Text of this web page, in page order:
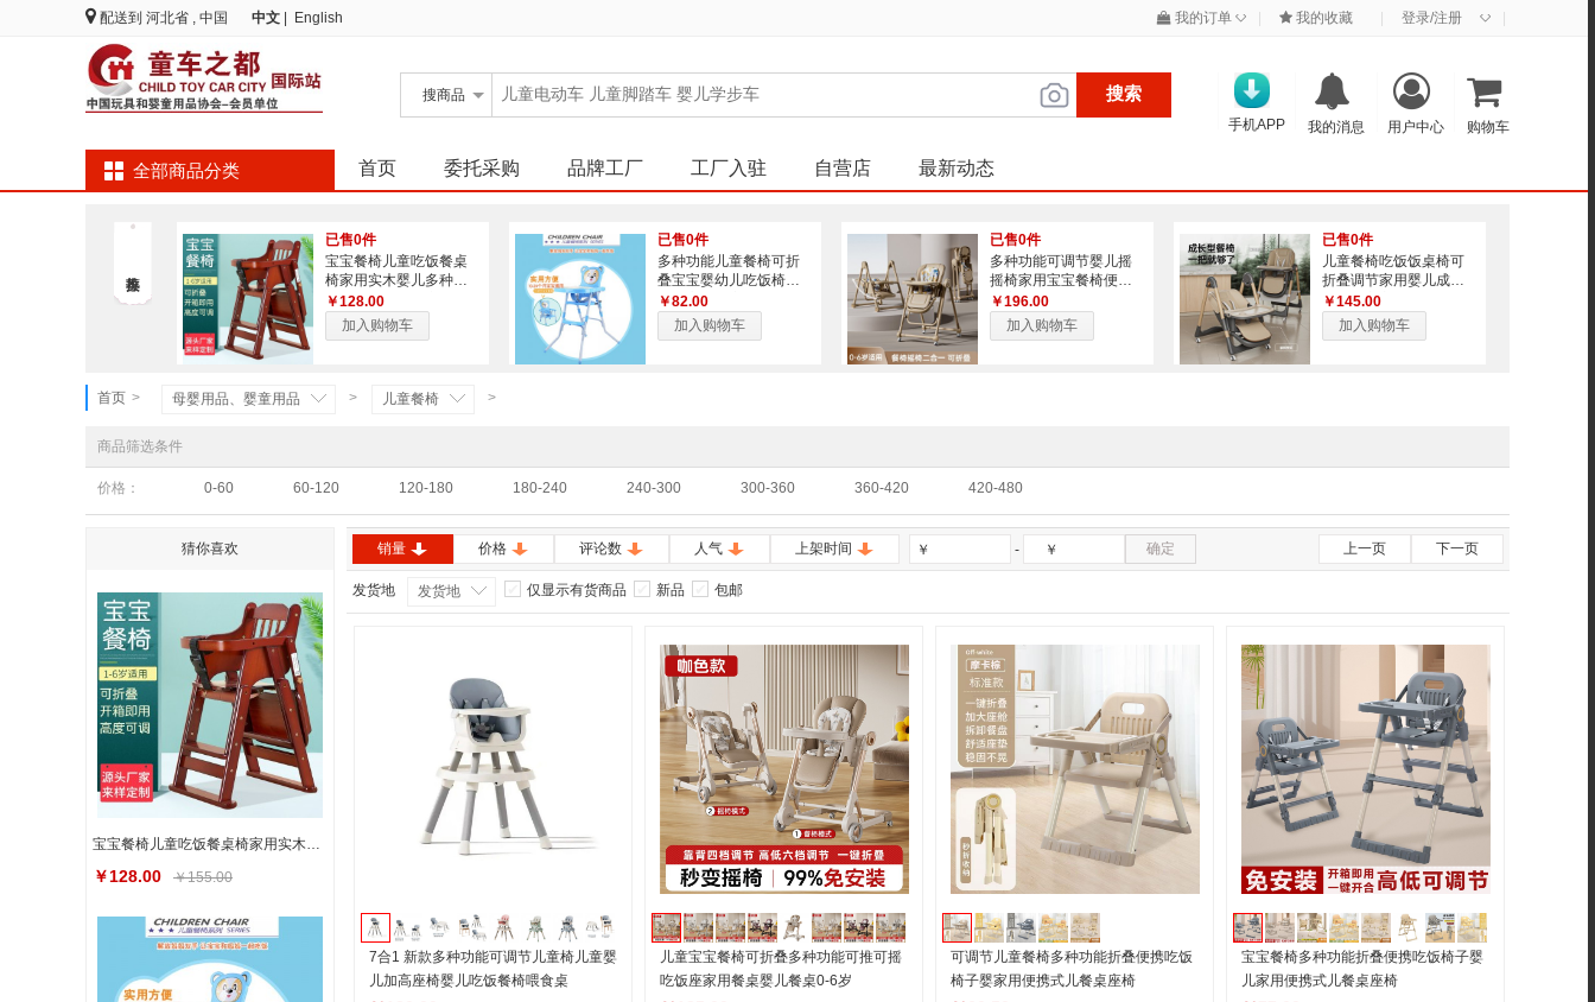
配送到 河北省 , 中国 中文 English 我的订单 ◇ 我的收藏 登录/注册 ◇
搜商品 搜索
购物车
用户中心
我的消息
手机APP
全部商品分类 首页 委托采购 品牌工厂 工厂入驻 自营店 最新动态
已售0件
宝宝餐椅儿童吃饭餐桌
椅家用实木婴儿多种功
能可升降可折叠座椅子
￥128.00
加入购物车
已售0件
多种功能儿童餐椅可折
叠宝宝婴幼儿吃饭椅餐
桌椅高脚儿童餐椅
￥82.00
加入购物车
已售0件
多种功能可调节婴儿摇
摇椅家用宝宝餐椅便携
儿童吃饭餐桌成长椅
￥196.00
加入购物车
已售0件
儿童餐椅吃饭饭桌椅可
折叠调节家用婴儿成长
学坐椅宝宝餐椅
￥145.00
加入购物车
首页 > 母婴用品、婴童用品 > 儿童餐椅 >
商品筛选条件
价格： 0-60 60-120 120-180 180-240 240-300 300-360 360-420 420-480
猜你喜欢
宝宝餐椅儿童吃饭餐桌椅家用实木婴儿多种功能可升降可折叠座椅子
￥128.00 ￥155.00
销量 价格 评论数 人气 上架时间 ￥ ￥
- 确定 上一页 下一页
发货地 发货地 仅显示有货商品 新品 包邮
7合1 新款多种功能可调节儿童椅儿童婴
儿加高座椅婴儿吃饭餐椅喂食桌
儿童宝宝餐椅可折叠多种功能可推可摇
吃饭座家用餐桌婴儿餐桌0-6岁
可调节儿童餐椅多种功能折叠便携吃饭
椅子婴家用便携式儿餐桌座椅
宝宝餐椅多种功能折叠便携吃饭椅子婴
儿家用便携式儿餐桌座椅